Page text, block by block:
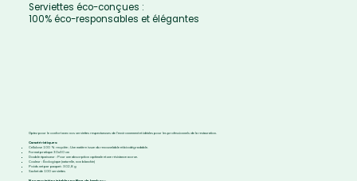
Serviettes éco-conçues :
100% éco-responsables et élégantes
Optez pour le confort avec nos serviettes respectueuses de l’environnement et idéales pour les professionnels de la restauration.
Caractéristiques:
Cellulose 100 % recyclée ; Une matière issue du renouvelable et biodégradable.
Format pratique 30x30 cm
Double épaisseur : Pour une absorption optimale et une résistance accrue.
Couleur : Écologique (naturelle, non blanchie)
Poids net par paquet : 302,8 g
Sachet de 100 serviettes